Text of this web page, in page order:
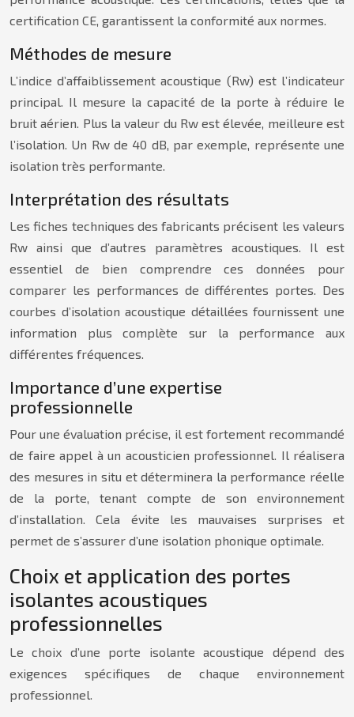
certification CE, garantissent la conformité aux normes.
Méthodes de mesure
L’indice d’affaiblissement acoustique (Rw) est l’indicateur
principal. Il mesure la capacité de la porte à réduire le
bruit aérien. Plus la valeur du Rw est élevée, meilleure est
l’isolation. Un Rw de 40 dB, par exemple, représente une
isolation très performante.
Interprétation des résultats
Les fiches techniques des fabricants précisent les valeurs
Rw ainsi que d’autres paramètres acoustiques. Il est
essentiel de bien comprendre ces données pour
comparer les performances de différentes portes. Des
courbes d’isolation acoustique détaillées fournissent une
information plus complète sur la performance aux
différentes fréquences.
Importance d’une expertise
professionnelle
Pour une évaluation précise, il est fortement recommandé
de faire appel à un acousticien professionnel. Il réalisera
des mesures in situ et déterminera la performance réelle
de la porte, tenant compte de son environnement
d’installation. Cela évite les mauvaises surprises et
permet de s’assurer d’une isolation phonique optimale.
Choix et application des portes
isolantes acoustiques
professionnelles
Le choix d’une porte isolante acoustique dépend des
exigences spécifiques de chaque environnement
professionnel.